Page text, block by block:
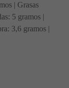
| Grasas
5 gramos |
3,6 gramos |